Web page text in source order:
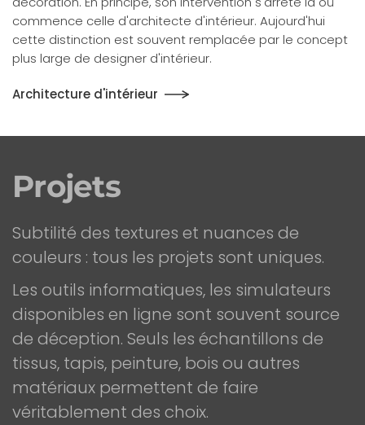
commence celle d'architecte d'intérieur. Aujourd'hui
cette distinction est souvent remplacée par le concept
plus large de designer d'intérieur.
Architecture d'intérieur
Projets
Subtilité des textures et nuances de
couleurs : tous les projets sont uniques.
Les outils informatiques, les simulateurs
disponibles en ligne sont souvent source
de déception. Seuls les échantillons de
tissus, tapis, peinture, bois ou autres
matériaux permettent de faire
véritablement des choix.